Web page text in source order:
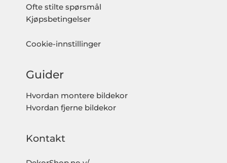
Ofte stilte spørsmål
Kjøpsbetingelser
Cookie-innstillinger
Guider
Hvordan montere bildekor
Hvordan fjerne bildekor
Kontakt